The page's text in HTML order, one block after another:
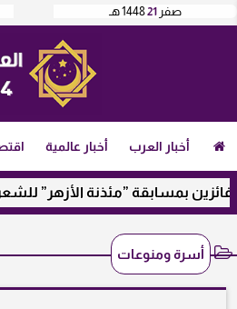
صفر 211448 هـ
أخبار العرب أخبار عالمية
بمسابقة ”مئذنة الأزهر” للشعر
أسرة ومنوعات